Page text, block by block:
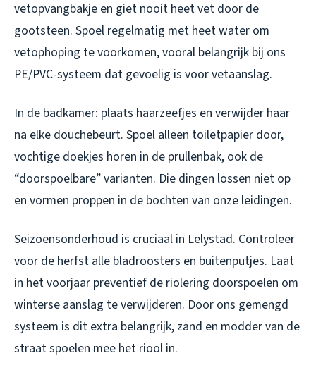
vetopvangbakje en giet nooit heet vet door de
gootsteen. Spoel regelmatig met heet water om
vetophoping te voorkomen, vooral belangrijk bij ons
PE/PVC-systeem dat gevoelig is voor vetaanslag.
In de badkamer: plaats haarzeefjes en verwijder haar
na elke douchebeurt. Spoel alleen toiletpapier door,
vochtige doekjes horen in de prullenbak, ook de
“doorspoelbare” varianten. Die dingen lossen niet op
en vormen proppen in de bochten van onze leidingen.
Seizoensonderhoud is cruciaal in Lelystad. Controleer
voor de herfst alle bladroosters en buitenputjes. Laat
in het voorjaar preventief de riolering doorspoelen om
winterse aanslag te verwijderen. Door ons gemengd
systeem is dit extra belangrijk, zand en modder van de
straat spoelen mee het riool in.